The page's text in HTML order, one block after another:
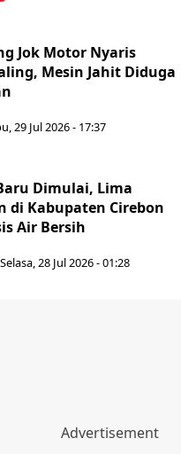
Jok Motor Nyaris
Mesin Jahit Diduga
29 Jul 2026 - 17:37
Dimulai, Lima
di Kabupaten Cirebon
Air Bersih
Selasa, 28 Jul 2026 - 01:28